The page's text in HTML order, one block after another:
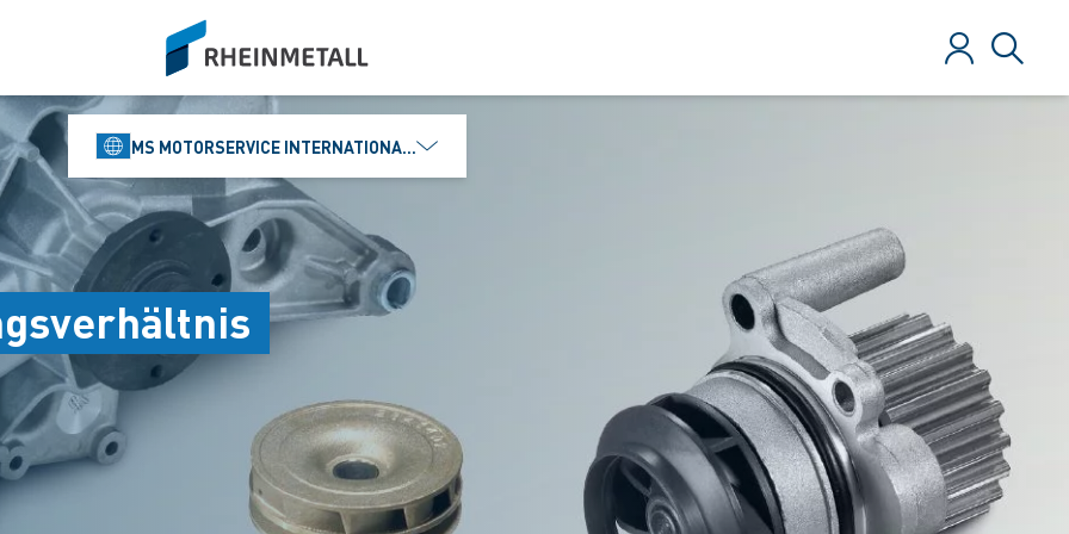
siteLogo
Anmelden
Suche
MS MOTORSERVICE INTERNATIONAL GMBH